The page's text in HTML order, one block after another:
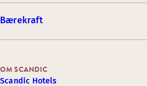
Bærekraft
OM SCANDIC
Scandic Hotels